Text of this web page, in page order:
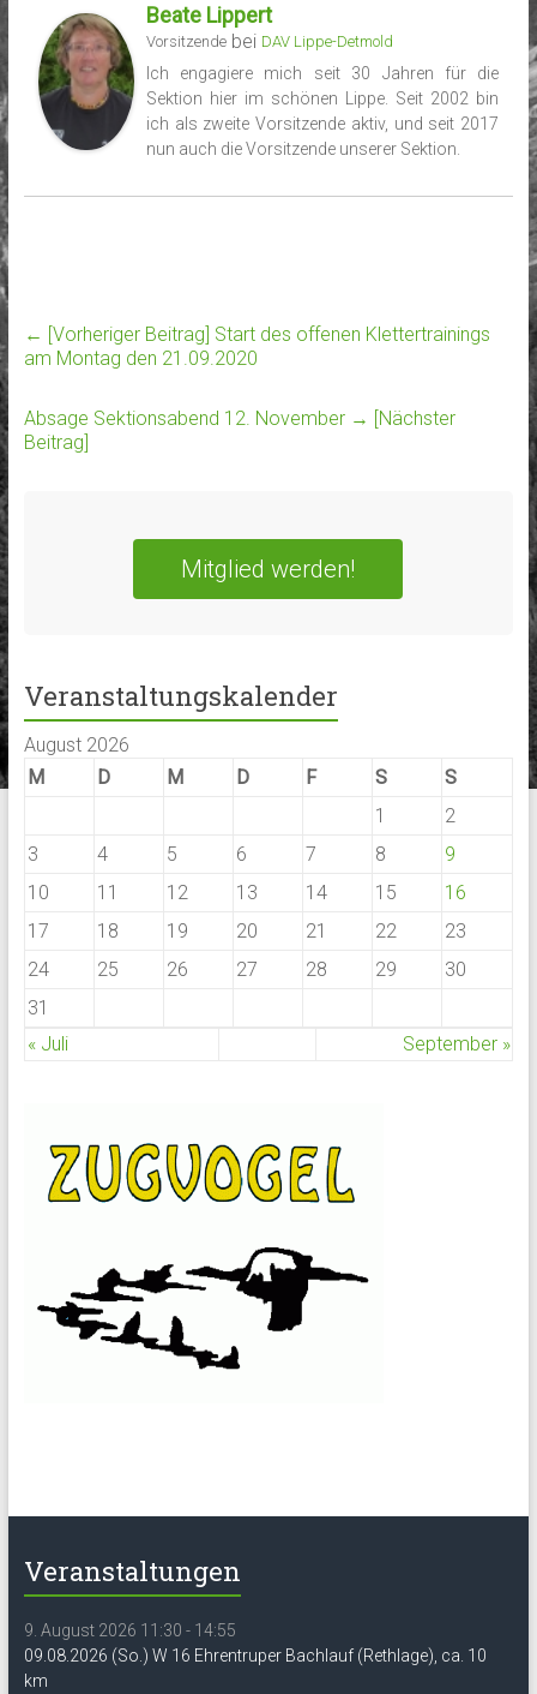
Beate Lippert
Vorsitzendebei DAV Lippe-Detmold
Ich engagiere mich seit 30 Jahren für die
Sektion hier im schönen Lippe. Seit 2002 bin
ich als zweite Vorsitzende aktiv, und seit 2017
nun auch die Vorsitzende unserer Sektion.
← [Vorheriger Beitrag] Start des offenen Klettertrainings
am Montag den 21.09.2020
Absage Sektionsabend 12. November → [Nächster
Beitrag]
Mitglied werden!
Veranstaltungskalender
August 2026
M
D M D F S
S
1
2
3
4 5 6 7 8
9
10
11 12 13 14 15
16
17
18 19 20 21 22
23
24
25 26 27 28 29
30
31
« Juli
September »
Veranstaltungen
9. August 2026 11:30 - 14:55
09.08.2026 (So.) W 16 Ehrentruper Bachlauf (Rethlage), ca. 10
km